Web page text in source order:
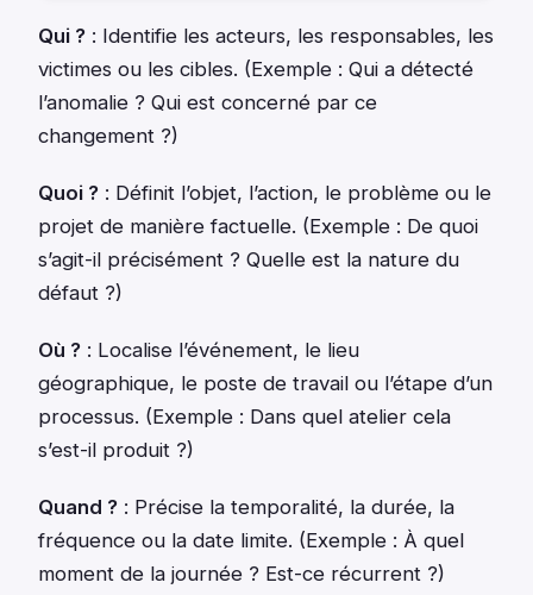
Qui ? : Identifie les acteurs, les responsables, les
victimes ou les cibles. (Exemple : Qui a détecté
l’anomalie ? Qui est concerné par ce
changement ?)
Quoi ? : Définit l’objet, l’action, le problème ou le
projet de manière factuelle. (Exemple : De quoi
s’agit-il précisément ? Quelle est la nature du
défaut ?)
Où ? : Localise l’événement, le lieu
géographique, le poste de travail ou l’étape d’un
processus. (Exemple : Dans quel atelier cela
s’est-il produit ?)
Quand ? : Précise la temporalité, la durée, la
fréquence ou la date limite. (Exemple : À quel
moment de la journée ? Est-ce récurrent ?)